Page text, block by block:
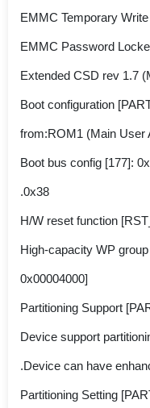
EMMC Temporary
EMMC Password
Extended CSD rev 1.7
Boot configuration
from:ROM1 (Main User
Boot bus config [177]:
0x38.
H/W reset function
High-capacity WP
0x00004000]
Partitioning Support
Device support
Device can have
Partitioning Setting